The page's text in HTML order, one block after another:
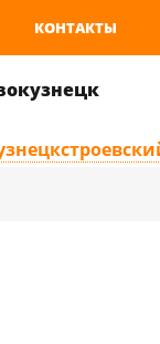
КОНТАКТЫ